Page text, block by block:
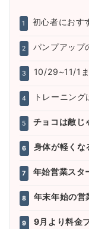
1 初心者におす
2 パンプアップ
3 10/29~11/1
4 トレーニン
5 チョコは敵じ
6 身体が軽くな
7 年始営業スタ
8 年末年始の営
9 9月より料金